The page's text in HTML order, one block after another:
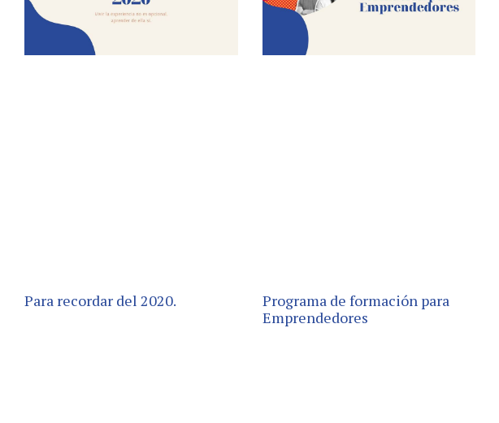
Para recordar del 2020.
Programa de formación para
Emprendedores